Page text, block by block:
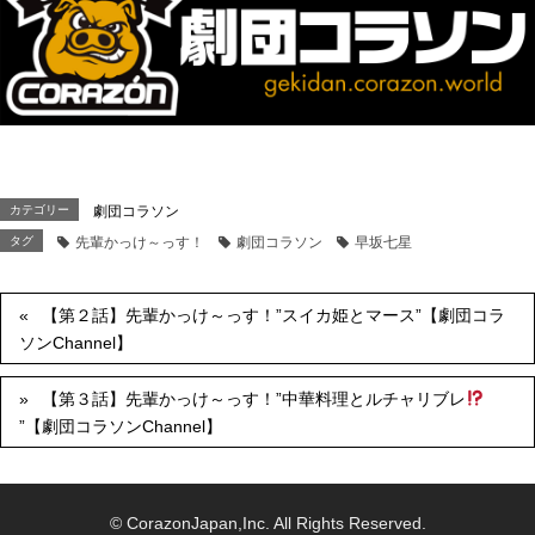
カテゴリー 劇団コラソン
タグ 先輩かっけ～っす！ 劇団コラソン 早坂七星
【第２話】先輩かっけ～っす！”スイカ姫とマース”【劇団コラ
ソンChannel】
【第３話】先輩かっけ～っす！”中華料理とルチャリブレ
”【劇団コラソンChannel】
© CorazonJapan,Inc. All Rights Reserved.